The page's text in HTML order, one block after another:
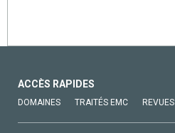
ACCÈS RAPIDES
DOMAINES TRAITÉS EMC REVUES